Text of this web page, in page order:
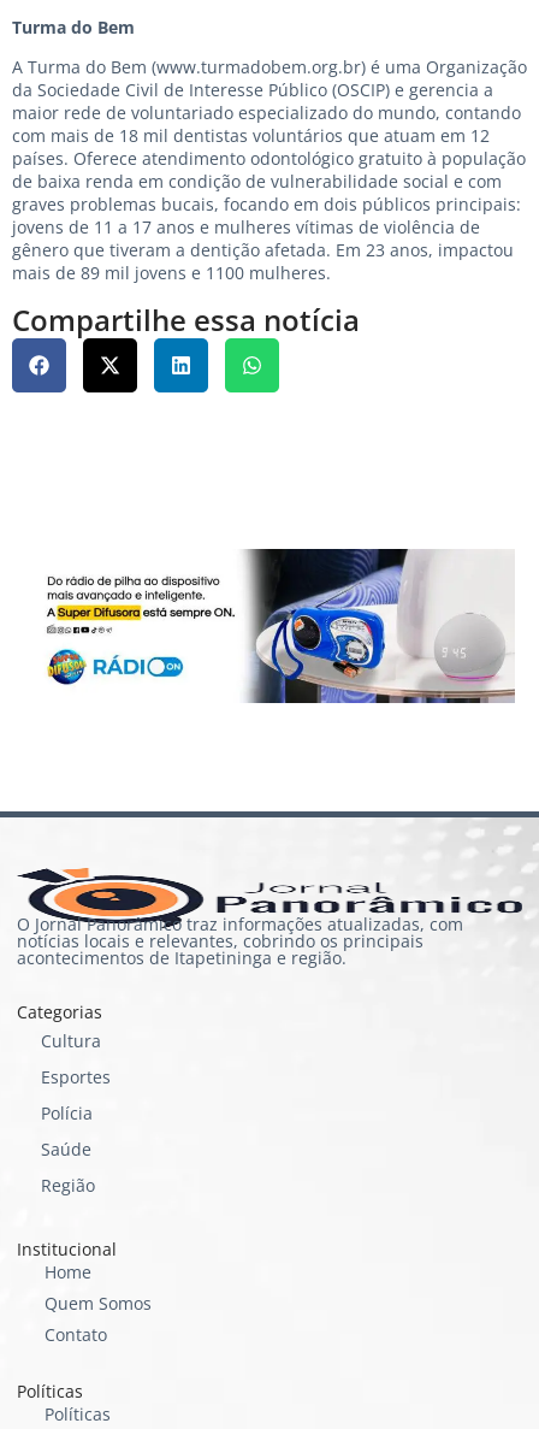
Turma do Bem
A Turma do Bem (www.turmadobem.org.br) é uma Organização
da Sociedade Civil de Interesse Público (OSCIP) e gerencia a
maior rede de voluntariado especializado do mundo, contando
com mais de 18 mil dentistas voluntários que atuam em 12
países. Oferece atendimento odontológico gratuito à população
de baixa renda em condição de vulnerabilidade social e com
graves problemas bucais, focando em dois públicos principais:
jovens de 11 a 17 anos e mulheres vítimas de violência de
gênero que tiveram a dentição afetada. Em 23 anos, impactou
mais de 89 mil jovens e 1100 mulheres.
Compartilhe essa notícia
O Jornal Panorâmico traz informações atualizadas, com
notícias locais e relevantes, cobrindo os principais
acontecimentos de Itapetininga e região.
Categorias
Cultura
Esportes
Polícia
Saúde
Região
Institucional
Home
Quem Somos
Contato
Políticas
Políticas